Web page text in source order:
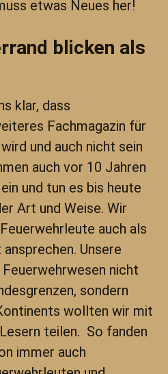
etwas Neues her!
blicken als
klar, dass
Fachmagazin für
und auch nicht sein
auch vor 10 Jahren
und tun es bis heute
Art und Weise. Wir
auch als
Unsere
nicht
sondern
wollten wir mit
teilen. So fanden
immer auch